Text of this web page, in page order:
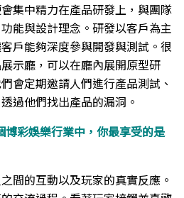
集中精力在產品研發上，與團隊
能與設計理念。研發以客戶為主
戶能夠深度參與開發與測試。很
示廳，可以在廳內展開原型研
會定期邀請人們進行產品測試、
過他們找出產品的漏洞。
彩娛樂行業中，你最享受的是
間的互動以及玩家的真實反應。